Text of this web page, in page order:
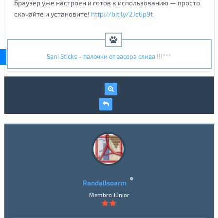
Браузер уже настроен и готов к использованию — просто
скачайте и установите! http://bit.ly/2Jc6p9t
Sani Sticks - палочки от засора слива !!!***
Randallsoarm
Membro Júnior